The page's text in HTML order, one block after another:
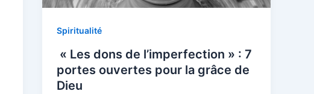
Spiritualité
« Les dons de l’imperfection » : 7
portes ouvertes pour la grâce de
Dieu